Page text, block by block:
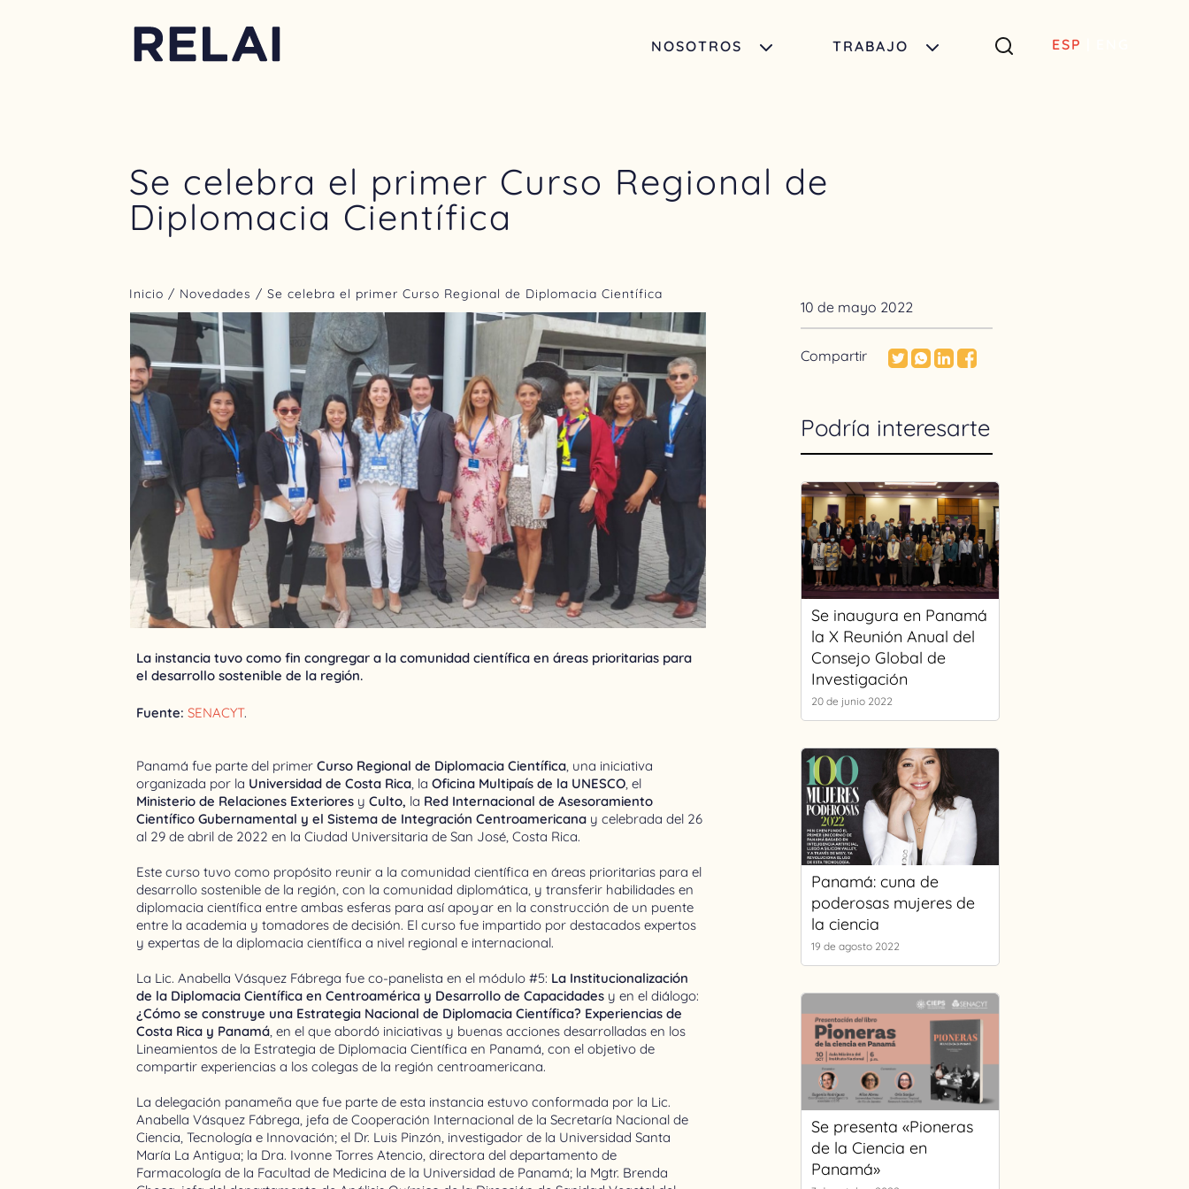
NOSOTROS TRABAJO ESP
Se celebra el primer Curso Regional de
Diplomacia Científica
Inicio / Novedades / Se celebra el primer Curso Regional de Diplomacia Científica
La instancia tuvo como fin congregar a la comunidad científica en áreas prioritarias para
el desarrollo sostenible de la región.
Fuente:SENACYT.
Panamá fue parte del primerCurso Regional de Diplomacia Científica, una iniciativa
organizada por la Universidad de Costa Rica, laOficina Multipaís de la UNESCO, el
Ministerio de Relaciones Exteriores yCulto, la Red Internacional de Asesoramiento
Científico Gubernamental y el Sistema de Integración Centroamericana y celebrada del 26
al 29 de abril de 2022 en la Ciudad Universitaria de San José, Costa Rica.
Este curso tuvo como propósito reunir a la comunidad científica en áreas prioritarias para el
desarrollo sostenible de la región, con la comunidad diplomática, y transferir habilidades en
diplomacia científica entre ambas esferas para así apoyar en la construcción de un puente
entre la academia y tomadores de decisión. El curso fue impartido por destacados expertos
y expertas de la diplomacia científica a nivel regional e internacional.
La Lic. Anabella Vásquez Fábrega fue co-panelista en el módulo #5: La Institucionalización
de la Diplomacia Científica en Centroamérica y Desarrollo de Capacidades y en el diálogo:
¿Cómo se construye una Estrategia Nacional de Diplomacia Científica? Experiencias de
Costa Rica y Panamá, en el que abordó iniciativas y buenas acciones desarrolladas en los
Lineamientos de la Estrategia de Diplomacia Científica en Panamá, con el objetivo de
compartir experiencias a los colegas de la región centroamericana.
La delegación panameña que fue parte de esta instancia estuvo conformada por la Lic.
Anabella Vásquez Fábrega, jefa de Cooperación Internacional de la Secretaría Nacional de
Ciencia, Tecnología e Innovación; el Dr. Luis Pinzón, investigador de la Universidad Santa
María La Antigua; la Dra. Ivonne Torres Atencio, directora del departamento de
Farmacología de la Facultad de Medicina de la Universidad de Panamá; la Mgtr. Brenda
10 de mayo 2022
Compartir
Podría interesarte
Se inaugura en Panamá
la X Reunión Anual del
Consejo Global de
Investigación
20 de junio 2022
Panamá: cuna de
poderosas mujeres de
la ciencia
19 de agosto 2022
Se presenta «Pioneras
de la Ciencia en
Panamá»